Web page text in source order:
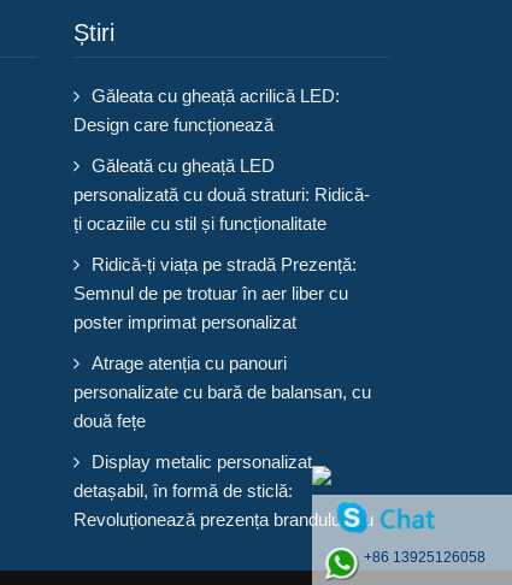
Știri
Găleata cu gheață acrilică LED:
Design care funcționează
Găleată cu gheață LED
personalizată cu două straturi: Ridică-
ți ocaziile cu stil și funcționalitate
Ridică-ți viața pe stradă Prezență:
Semnul de pe trotuar în aer liber cu
poster imprimat personalizat
Atrage atenția cu panouri
personalizate cu bară de balansan, cu
două fețe
Display metalic personalizat,
detașabil, în formă de sticlă:
Revoluționează prezența brandului tău
+86 13925126058